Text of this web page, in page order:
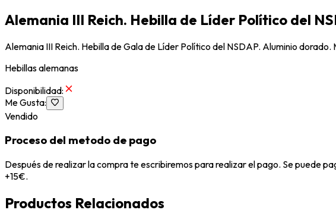
Alemania III Reich. Hebilla de Líder Político del
Alemania III Reich. Hebilla de Gala de Líder Político del NSDAP. Aluminio
Hebillas alemanas
Disponibilidad:
Me Gusta:
Vendido
Proceso del metodo de pago
Después de realizar la compra te escribiremos para realizar el pago. Se puede
+15€.
Productos Relacionados